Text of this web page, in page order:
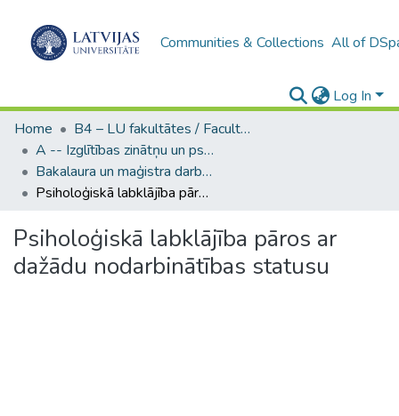
Communities & Collections All of
Log In
Home
B4 – LU fakultātes / Faculties of the UL
A -- Izglītības zinātņu un psiholoģijas fakultāte / Faculty of Education Sciences and Psychology
Bakalaura un maģistra darbi (PPMF) / Bachelor's and Master's theses
Psiholoģiskā labklājība pāros ar dažādu nodarbinātības statusu
Psiholoģiskā labklājība pāros ar
dažādu nodarbinātības statusu